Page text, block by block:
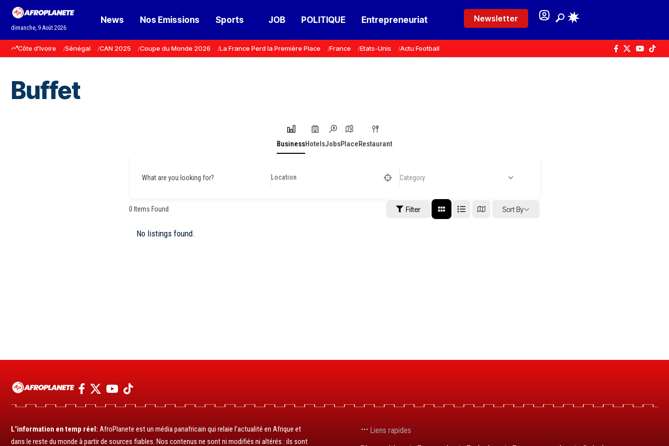
dimanche, 9 Août 2026
News Nos Emissions Sports JOB POLITIQUE Entrepreneuriat Newsletter
Côte d'Ivoire Sénégal CAN 2025 Coupe du Monde 2026 La France Perd la Première Place France Etats-Unis Actu Football
Buffet
BusinessHotelsJobsPlaceRestaurant
What are you looking for? Category
0 Items Found Filter Sort By
No listings found.
L'information en temp réel: AfroPlanete est un média panafricain qui relaie l’actualité en Afrique et
dans le reste du monde à partir de sources fiables. Nos contenus ne sont ni modifiés ni altérés : ils sont
Liens rapides